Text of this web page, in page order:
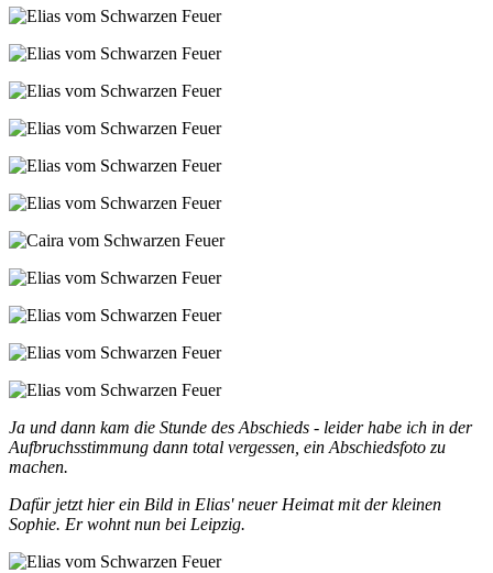
Ja und dann kam die Stunde des Abschieds - leider habe ich in der
Aufbruchsstimmung dann total vergessen, ein Abschiedsfoto zu
machen.
Dafür jetzt hier ein Bild in Elias' neuer Heimat mit der kleinen
Sophie. Er wohnt nun bei Leipzig.